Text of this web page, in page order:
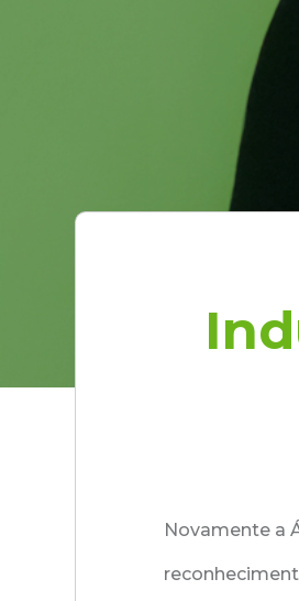
Novamente a